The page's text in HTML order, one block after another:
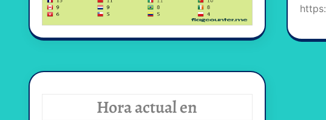
Hora actual en